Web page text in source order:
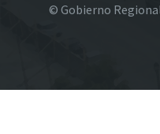
© Gobierno